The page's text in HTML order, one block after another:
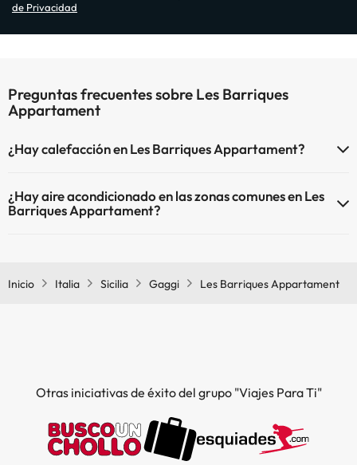
de Privacidad
Preguntas frecuentes sobre Les Barriques
Appartament
¿Hay calefacción en Les Barriques Appartament?
comunes.
¿Hay aire acondicionado en las zonas comunes en Les
Barriques Appartament?
Inicio
Italia Sicilia Gaggi Les Barriques Appartament
Otras iniciativas de éxito del grupo "Viajes Para Ti"